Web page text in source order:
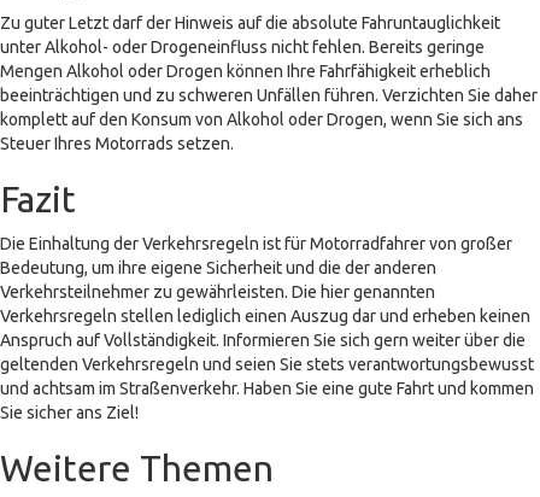
Zu guter Letzt darf der Hinweis auf die absolute Fahruntauglichkeit
unter Alkohol- oder Drogeneinfluss nicht fehlen. Bereits geringe
Mengen Alkohol oder Drogen können Ihre Fahrfähigkeit erheblich
beeinträchtigen und zu schweren Unfällen führen. Verzichten Sie daher
komplett auf den Konsum von Alkohol oder Drogen, wenn Sie sich ans
Steuer Ihres Motorrads setzen.
Fazit
Die Einhaltung der Verkehrsregeln ist für Motorradfahrer von großer
Bedeutung, um ihre eigene Sicherheit und die der anderen
Verkehrsteilnehmer zu gewährleisten. Die hier genannten
Verkehrsregeln stellen lediglich einen Auszug dar und erheben keinen
Anspruch auf Vollständigkeit. Informieren Sie sich gern weiter über die
geltenden Verkehrsregeln und seien Sie stets verantwortungsbewusst
und achtsam im Straßenverkehr. Haben Sie eine gute Fahrt und kommen
Sie sicher ans Ziel!
Weitere Themen